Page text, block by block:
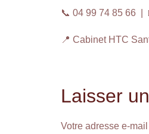
📞 04 99 74 85 66 |
📍 Cabinet HTC
Laisser
Votre adresse e-